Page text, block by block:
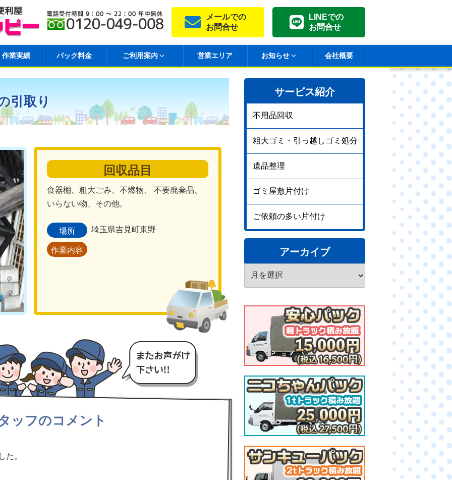
メールでの
お問合せ
LINEでの
お問合せ
作業実績 パック料金 ご利用案内 営業エリア お知らせ 会社概要
引取り
回収品目
食器棚、粗大ごみ、不燃物、 不要廃棄品、
いらない物、その他。
場所 埼玉県吉見町東野
作業内容
ッフのコメント
た。
サービス紹介
不用品回収
粗大ゴミ・引っ越しゴミ処分
遺品整理
ゴミ屋敷片付け
ご依頼の多い片付け
アーカイブ